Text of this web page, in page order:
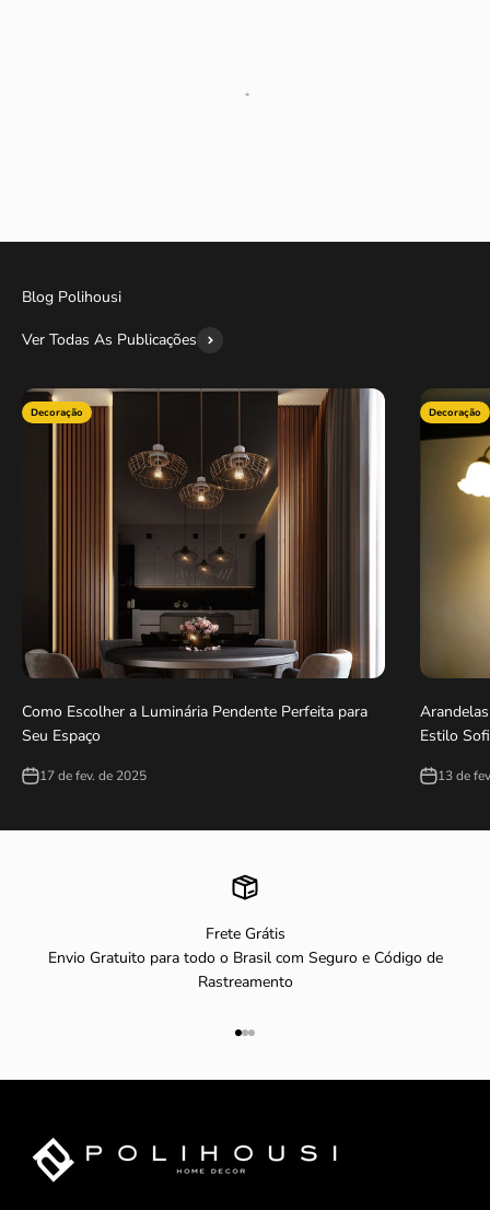
Blog Polihousi
Ver Todas As Publicações
Decoração
Como Escolher a Luminária Pendente Perfeita para
Seu Espaço
17 de fev. de 2025
Decoração
Estilo
13 de
Frete Grátis
Envio Gratuito para todo o Brasil com Seguro e Código de
Rastreamento
Ir para item 1
Ir para item 2
Ir para item 3